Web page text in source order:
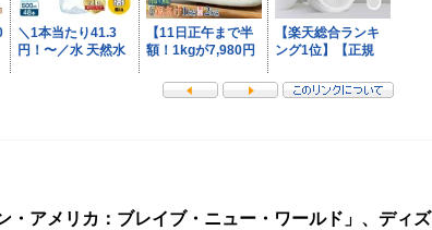
・アメリカ：ブレイブ・ニュー・ワールド」、ディズ